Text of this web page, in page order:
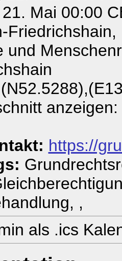
Mai 00:00
und
anzeigen:
https://
,
als .ics